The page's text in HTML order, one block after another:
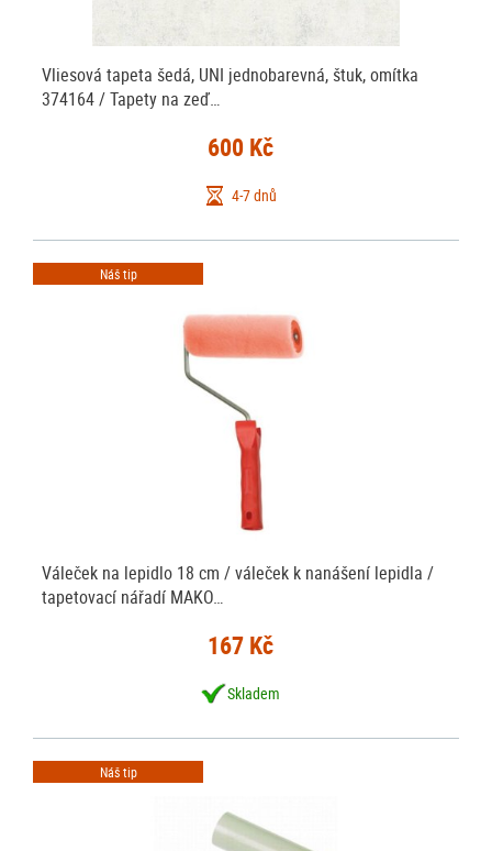
Vliesová tapeta šedá, UNI jednobarevná, štuk, omítka
374164 / Tapety na zeď…
600 Kč
4-7 dnů
Náš tip
Váleček na lepidlo 18 cm / váleček k nanášení lepidla /
tapetovací nářadí MAKO…
167 Kč
Skladem
Náš tip